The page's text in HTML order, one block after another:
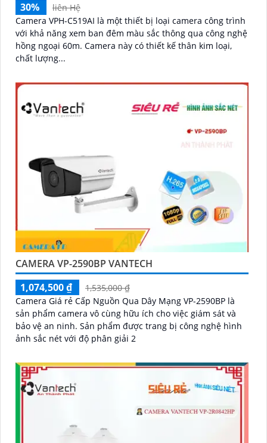
30%
liên Hệ
Camera VPH-C519AI là một thiết bị loại camera công trình
với khả năng xem ban đêm màu sắc thông qua công nghệ
hồng ngoại 60m. Camera này có thiết kế thân kim loại,
chất lượng...
CAMERA VP-2590BP VANTECH
1,074,500 ₫
1,535,000 ₫
Camera Giá rẻ Cấp Nguồn Qua Dây Mạng VP-2590BP là
sản phẩm camera vô cùng hữu ích cho việc giám sát và
bảo vệ an ninh. Sản phẩm được trang bị công nghệ hình
ảnh sắc nét với độ phân giải 2